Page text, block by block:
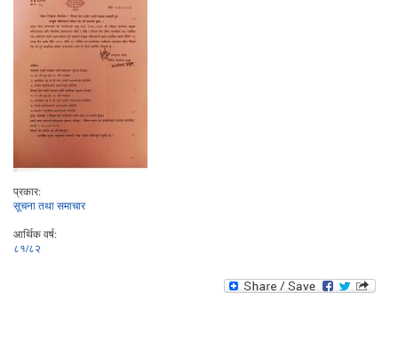
प्रकार:
सूचना तथा समाचार
आर्थिक वर्ष:
८१/८२